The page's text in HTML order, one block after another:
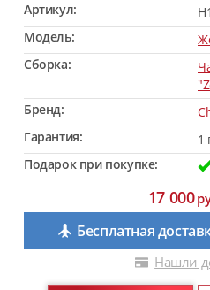
Артикул:
Модель:
Сборка:
Бренд:
Гарантия:
1
Подарок при покупке:
17 000
Бесплатная
Нашли